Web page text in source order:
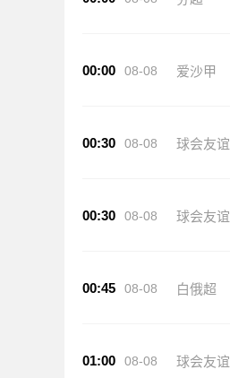
00:00 08-08 爱沙甲
00:30 08-08 球会友谊
00:30 08-08 球会友谊
00:45 08-08 白俄超
01:00 08-08 球会友谊